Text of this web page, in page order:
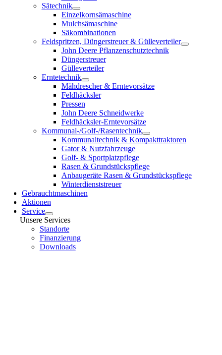
Sätechnik
Einzelkornsämaschine
Mulchsämaschine
Säkombinationen
Feldspritzen, Düngerstreuer & Gülleverteiler
John Deere Pflanzenschutztechnik
Düngerstreuer
Gülleverteiler
Erntetechnik
Mähdrescher & Erntevorsätze
Feldhäcksler
Pressen
John Deere Schneidwerke
Feldhäcksler-Erntevorsätze
Kommunal-/Golf-/Rasentechnik
Kommunaltechnik & Kompakttraktoren
Gator & Nutzfahrzeuge
Golf- & Sportplatzpflege
Rasen & Grundstückspflege
Anbaugeräte Rasen & Grundstückspflege
Winterdienststreuer
Gebrauchtmaschinen
Aktionen
Service
Unsere Services
Standorte
Finanzierung
Downloads